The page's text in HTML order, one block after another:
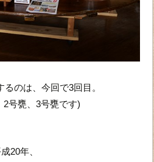
のは、今回で3回目。
2号甕、3号甕です)
20年、